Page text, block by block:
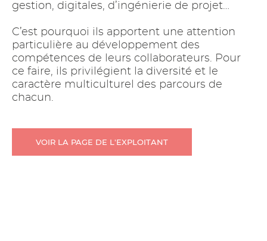
gestion, digitales, d’ingénierie de projet…
C’est pourquoi ils apportent une attention
particulière au développement des
compétences de leurs collaborateurs. Pour
ce faire, ils privilégient la diversité et le
caractère multiculturel des parcours de
chacun.
VOIR LA PAGE DE L'EXPLOITANT